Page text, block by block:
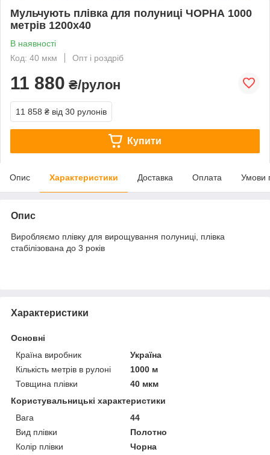
Мульчують плівка для полуниці ЧОРНА 1000
метрів 1200х40
В наявності
Код: 40 мкм
Опт і роздріб
11 880 ₴/рулон
11 858 ₴ від 30 рулонів
Купити
Опис Характеристики Доставка Оплата Умови
Опис
Виробляємо плівку для вирощування полуниці, плівка
стабілізована до 3 років
Характеристики
Основні
Країна виробник
Україна
Кількість метрів в рулоні
1000 м
Товщина плівки
40 мкм
Користувальницькі характеристики
Вага
44
Вид плівки
Полотно
Колір плівки
Чорна